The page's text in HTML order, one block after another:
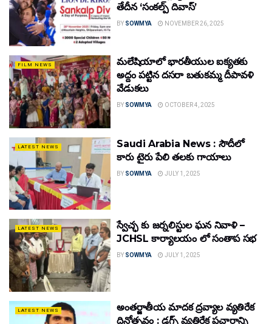
తేదీన ‘సంకల్ప్ దివాస్’
BY SOWMYA NOVEMBER 26, 2025
FILM NEWS
మలేషియాలో భారతీయుల ఐక్యతకు
అద్దం పట్టిన దసరా బతుకమ్మ దీపావళి
వేడుకలు
BY SOWMYA OCTOBER 4, 2025
LATEST NEWS
Saudi Arabia News : సౌదీలో
కారు టైరు పేలి తలకు గాయాలు
BY SOWMYA JULY 1, 2025
LATEST NEWS
స్వేచ్ఛ కు జర్నలిస్టుల ఘన నివాళి –
JCHSL కార్యాలయం లో సంతాప సభ
BY SOWMYA JULY 1, 2025
LATEST NEWS
అంతర్జాతీయ మాదక ద్రవ్యాల వ్యతిరేక
దినోత్సవం : డ్రగ్స్ వ్యతిరేక ప్రచారాన్ని